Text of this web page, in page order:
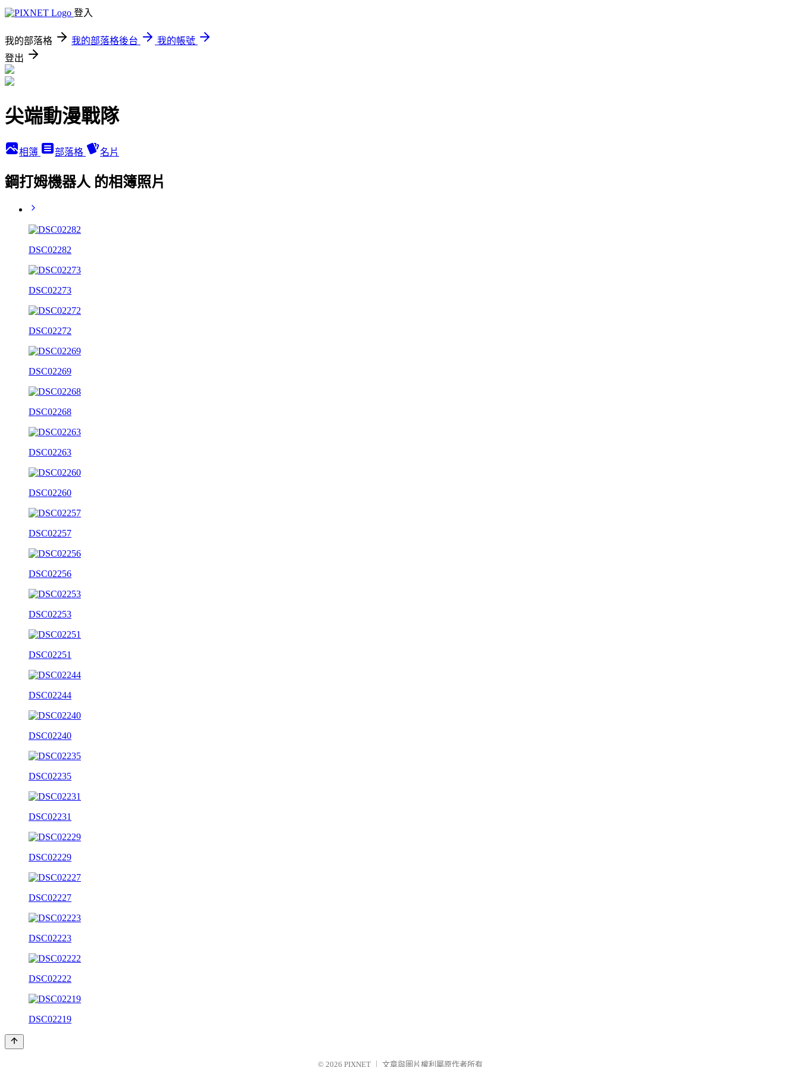
登入
我的部落格 我的部落格後台
我的帳號
登出
尖端動漫戰隊
相簿 部落格 名片
鋼打姆機器人 的相簿照片
DSC02282
DSC02273
DSC02272
DSC02269
DSC02268
DSC02263
DSC02260
DSC02257
DSC02256
DSC02253
DSC02251
DSC02244
DSC02240
DSC02235
DSC02231
DSC02229
DSC02227
DSC02223
DSC02222
DSC02219
© 2026 PIXNET 文章與圖片權利屬原作者所有